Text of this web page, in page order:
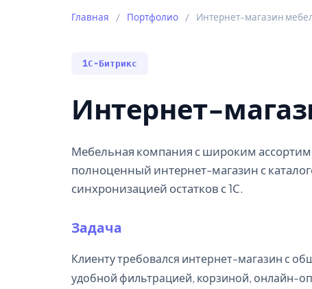
Главная / Портфолио / Интернет-магазин
1С-Битрикс
Интернет-
Мебельная компания с широким
полноценный интернет-магазин с
синхронизацией остатков с 1С.
Задача
Клиенту требовался интернет-магазин с
удобной фильтрацией, корзиной, онлайн-